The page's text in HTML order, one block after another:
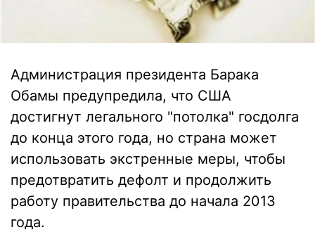
Администрация президента Барака
Обамы предупредила, что США
достигнут легального "потолка" госдолга
до конца этого года, но страна может
использовать экстренные меры, чтобы
предотвратить дефолт и продолжить
работу правительства до начала 2013
года.